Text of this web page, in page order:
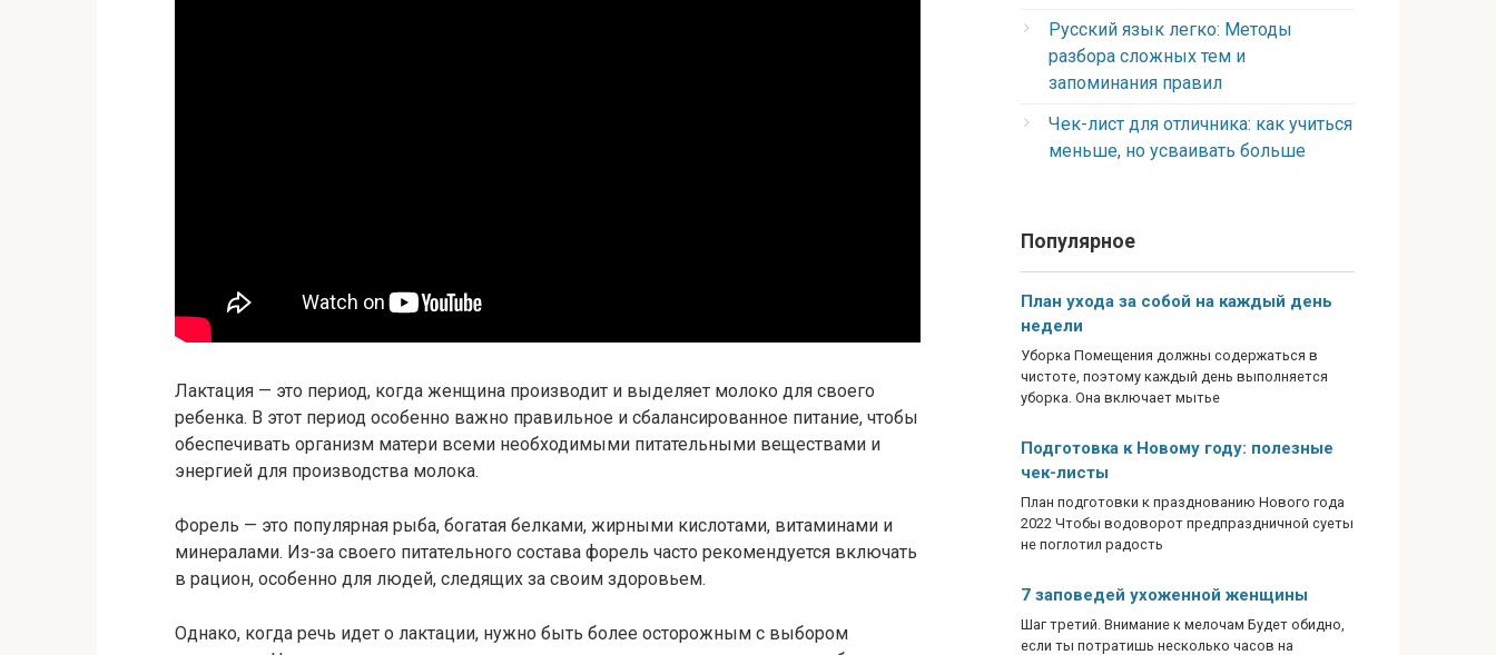
Лактация — это период, когда женщина производит и выделяет молоко для своего
ребенка. В этот период особенно важно правильное и сбалансированное питание, чтобы
обеспечивать организм матери всеми необходимыми питательными веществами и
энергией для производства молока.
Форель — это популярная рыба, богатая белками, жирными кислотами, витаминами и
минералами. Из-за своего питательного состава форель часто рекомендуется включать
в рацион, особенно для людей, следящих за своим здоровьем.
Однако, когда речь идет о лактации, нужно быть более осторожным с выбором
Русский язык легко: Методы
разбора сложных тем и
запоминания правил
Чек-лист для отличника: как учиться
меньше, но усваивать больше
Популярное
План ухода за собой на каждый день
недели
Уборка Помещения должны содержаться в
чистоте, поэтому каждый день выполняется
уборка. Она включает мытье
Подготовка к Новому году: полезные
чек-листы
План подготовки к празднованию Нового года
2022 Чтобы водоворот предпраздничной суеты
не поглотил радость
7 заповедей ухоженной женщины
Шаг третий. Внимание к мелочам Будет обидно,
если ты потратишь несколько часов на